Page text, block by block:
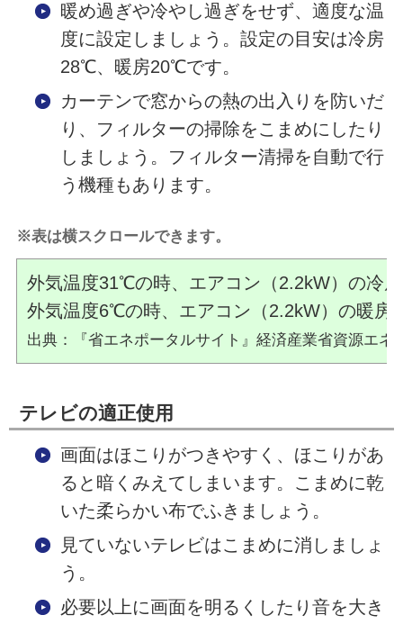
暖め過ぎや冷やし過ぎをせず、適度な温
度に設定しましょう。設定の目安は冷房
28℃、暖房20℃です。
カーテンで窓からの熱の出入りを防いだ
り、フィルターの掃除をこまめにしたり
しましょう。フィルター清掃を自動で行
う機種もあります。
※表は横スクロールできます。
外気温度31℃の時、エアコン（2.2kW）の冷
外気温度6℃の時、エアコン（2.2kW）の暖
出典：『省エネポータルサイト』経済産業省資源エネ
テレビの適正使用
画面はほこりがつきやすく、ほこりがあ
ると暗くみえてしまいます。こまめに乾
いた柔らかい布でふきましょう。
見ていないテレビはこまめに消しましょ
う。
必要以上に画面を明るくしたり音を大き